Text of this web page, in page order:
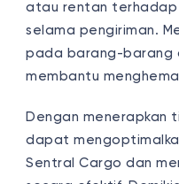
atau rentan terhadap
selama pengiriman.
pada barang-barang
membantu
Dengan menerapkan
dapat
Sentral Cargo dan